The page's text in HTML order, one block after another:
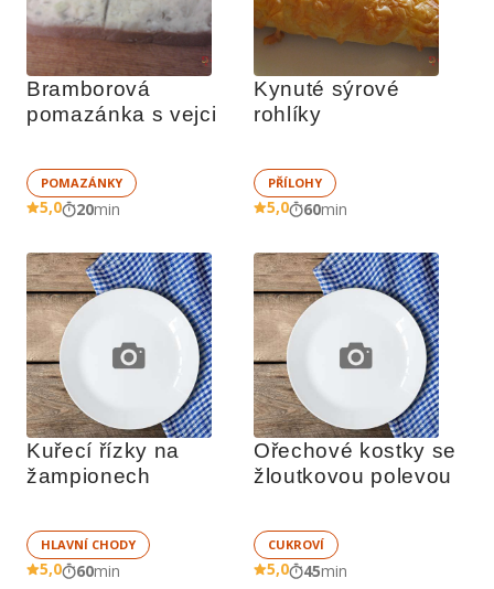
Bramborová
pomazánka s vejci
POMAZÁNKY
5,0 20min
Kynuté sýrové
rohlíky
PŘÍLOHY
5,0 60min
Kuřecí řízky na
žampionech
HLAVNÍ CHODY
5,0 60min
Ořechové kostky se
žloutkovou polevou
CUKROVÍ
5,0 45min